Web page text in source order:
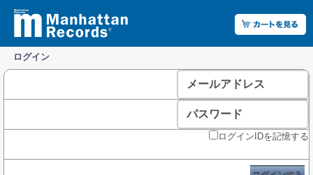
ログイン
メールアドレス
パスワード
ログインIDを記憶する